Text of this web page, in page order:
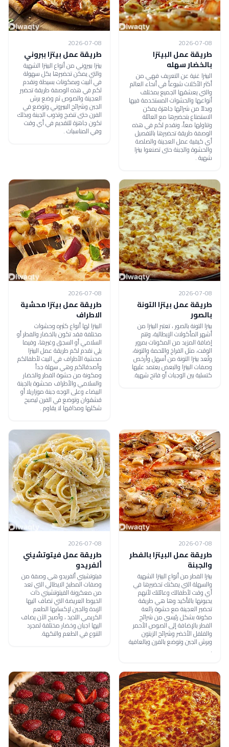
2026-07-08
طريقة عمل البيتزا
بالخضار سهله
البيتزا غنية عن التعريف فهي من
أكثر الأكلات شيوعاً في أنحاء العالم
والتي يعشقها الجميع بمختلف
أنواعها والحشوات المستخدمة فيها
وبدلاً من شرائها جاهزة يمكن
الاستمتاع بتحضيرها مع العائلة
وتناولها معاً، ونقدم لكم في هذه
الوصفة طريقة تحضيرها بالتفصيل
أي كيفية عمل العجينة والصلصة
والحشوة والجبنة حتى تصنعوا بيتزا
شهية .
2026-07-08
طريقة عمل بيتزا ببروني
بيتزا ببيروني من أنواع البيتزا الشهية
والتي يمكن تحضيرها بكل سهولة
في البيت وبمكونات بسيطة ونقدم
لكم في هذه الوصفة طريقة تحضير
العجينة والصوص ثم وضع برش
الجبن وشرائح الببيروني وتوضع في
الفرن حتى تنضج وتذوب الجبنة وبذلك
تكون جاهزة للتقديم في أي وقت
وفي المناسبات .
2026-07-08
طريقة عمل بيتزا التونة
بالصور
بيتزا التونة بالصور ، تعتبر البيتزا من
أشهر المأكولات الإيطالية، وتتم
إضافة المزيد من المكونات بمرور
الوقت، مثل الفراخ واللحمة والتونة،
وتُعد بيتزا التونة من أسهل وأرخص
وصفات البيتزا والبعض يعتمد عليها
كتسلية بين الوجبات أو فاتح شهية.
2026-07-08
طريقة عمل بيتزا محشية
الاطراف
البيتزا لها أنواع كثيره وحشوات
مختلفة فقد تكون بالخضار والفطر أو
السلامي أو السجق وغيرها، وفيما
يلي نقدم لكم طريقة عمل البيتزا
محشية الأطراف في البيت لأطفالكم
وأصدقائكم وهي سهلة جداً
ومكونة من حشوة الفطر والخضار
والسلامي والأطراف محشوة بالجبنة
البيضاء وعلى الوجه جبنة موزاريلا أو
قشقوان وتوضع في الفرن ليصبح
شكلها ومذاقها لا يقاوم .
2026-07-08
طريقة عمل البيتزا بالفطر
والجبنة
بيتزا الفطر من أنواع البيتزا الشهية
والسهلة التي يمكنك تحضيرها في
أي وقت لأطفالك وعائلتك لأنهم
يحبونها بالتأكيد وها هي طريقة
تحضير العجينة مع حشوة رائعة
مكونة بشكل رئيسي من شرائح
الفطر بالإضافة إلى الصوص الأحمر
والفلفل الأخضر وشرائح الزيتون
وبرش الجبن وتوضع بالفرن وبالعافية
.
2026-07-08
طريقة عمل فيتوتشيني
ألفريدو
فيتوتشيني ألفريدو هي وصفة من
وصفات المطبخ الايطالي التي تعد
من معكرونة الفيتوتشيني ذات
الخيوط العريضة التي تضاف اليها
الزبدة والجبن لإكسابها الطعم
الكريمي اللذيذ ، وأصبح الآن يضاف
اليها اجبان وخضار مختلفة لمجرد
التنوع في الطعم والنكهة.